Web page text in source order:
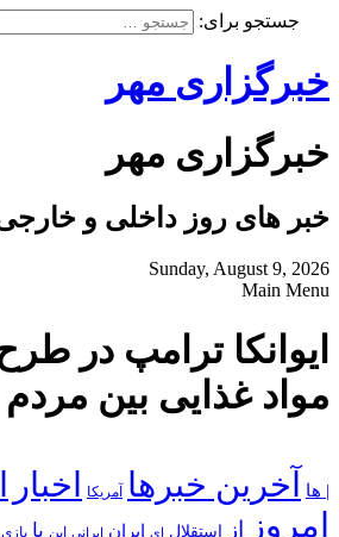
جستجو برای:
خبرگزاری مهر
خبرگزاری مهر
خبر های روز داخلی و خارجی
Sunday, August 9, 2026
Main Menu
ایوانکا ترامپ در
مواد غذایی بین مردم
| ها آخرین خبرها آمریکا اخبار
امروز
استقلال ای ایران ایرانی این با بازی